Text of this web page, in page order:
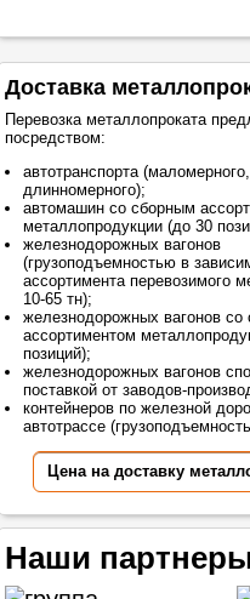
Доставка
Перевозка металлопроката
посредством:
автотранспорта (маломерного,
длинномерного);
автомашин со сборным
металлопродукции (до 30
железнодорожных вагонов
(грузоподъемностью в
ассортимента перевозимого
10-65 тн);
железнодорожных вагонов со
ассортиментом
позиций);
железнодорожных вагонов
поставкой от заводов-
контейнеров по железной
автотрассе
Цена на доставку
Наши